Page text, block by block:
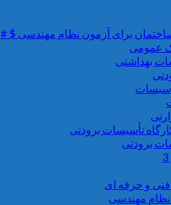
برای آزمون نظام مهندسی $ #
عمومی
بهداشتی
تأسیسات برودتی
برودتی
فنی و حرفه ای
نظام مهندسی